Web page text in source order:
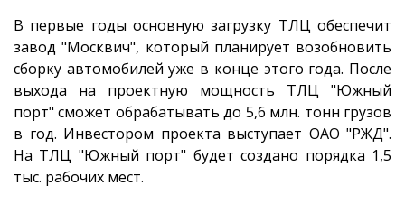
В первые годы основную загрузку ТЛЦ обеспечит
завод "Москвич", который планирует возобновить
сборку автомобилей уже в конце этого года. После
выхода на проектную мощность ТЛЦ "Южный
порт" сможет обрабатывать до 5,6 млн. тонн грузов
в год. Инвестором проекта выступает ОАО "РЖД".
На ТЛЦ "Южный порт" будет создано порядка 1,5
тыс. рабочих мест.